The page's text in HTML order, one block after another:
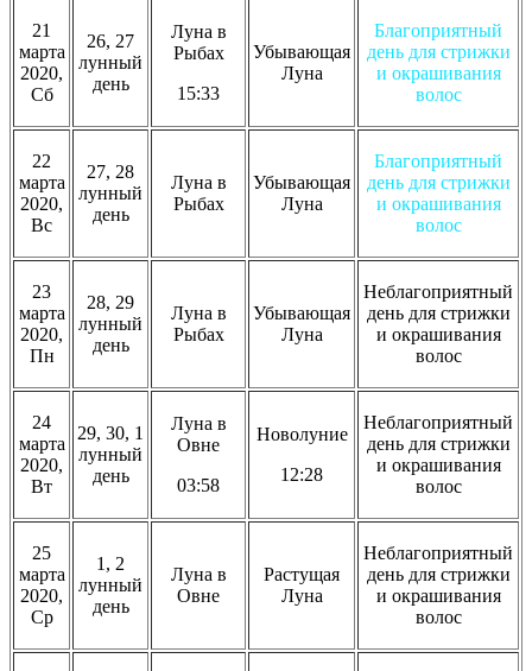
21
марта
2020,
Сб
26, 27
лунный
день
Луна в
Рыбах
15:33
Убывающая
Луна
Благоприятный
день для стрижки
и окрашивания
волос
22
марта
2020,
Вс
27, 28
лунный
день
Луна в
Рыбах
Убывающая
Луна
Благоприятный
день для стрижки
и окрашивания
волос
23
марта
2020,
Пн
28, 29
лунный
день
Луна в
Рыбах
Убывающая
Луна
Неблагоприятный
день для стрижки
и окрашивания
волос
24
марта
2020,
Вт
29, 30, 1
лунный
день
Луна в
Овне
03:58
Новолуние
12:28
Неблагоприятный
день для стрижки
и окрашивания
волос
25
марта
2020,
Ср
1, 2
лунный
день
Луна в
Овне
Растущая
Луна
Неблагоприятный
день для стрижки
и окрашивания
волос